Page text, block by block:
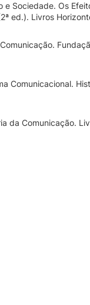
e Sociedade. Os
ed.). Livros
Comunicacional.
da Comunicação.